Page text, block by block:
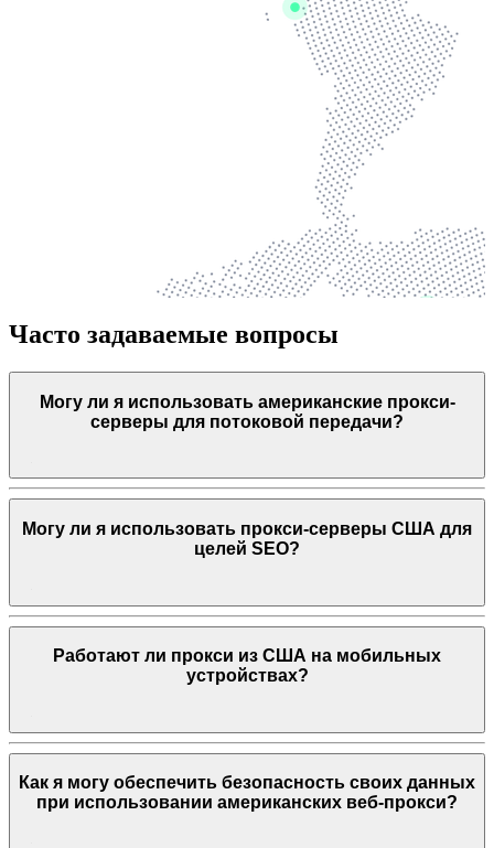
Часто задаваемые вопросы
Могу ли я использовать американские прокси-
серверы для потоковой передачи?
Могу ли я использовать прокси-серверы США для
целей SEO?
Работают ли прокси из США на мобильных
устройствах?
Как я могу обеспечить безопасность своих данных
при использовании американских веб-прокси?